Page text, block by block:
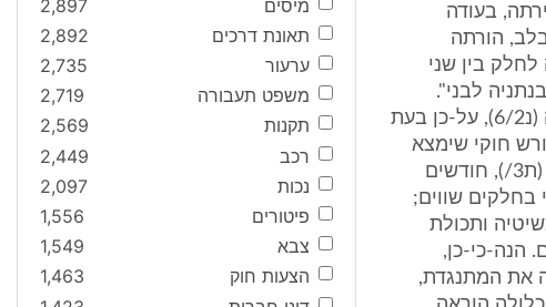
בעודה
הורתה
בין שני
לבני".
תוספת זו נעדרת אספקט אופרטיבי, משדירה זו הוענקה לו עוד בחייה (נ6/2), על-כן בעת
עוד הורתה 10.- ש"ח לכל יורש חוקי שימצא
"אי פעם". קודם לכן ערכה המנוחה שתי צוואות: האחת, מיום 14.8.80 (ת3/), חודשים
שווים;
תכשיטיה ותכולת
הנה-כי-כן,
את המתנגדת,
מיסים
2,897
תאונת דרכים
2,892
ערעור
2,735
משפט תעבורה
2,719
תקנות
2,569
רכב
2,449
נכות
2,097
פיטורים
1,556
צבא
1,549
הצעות חוק
1,463